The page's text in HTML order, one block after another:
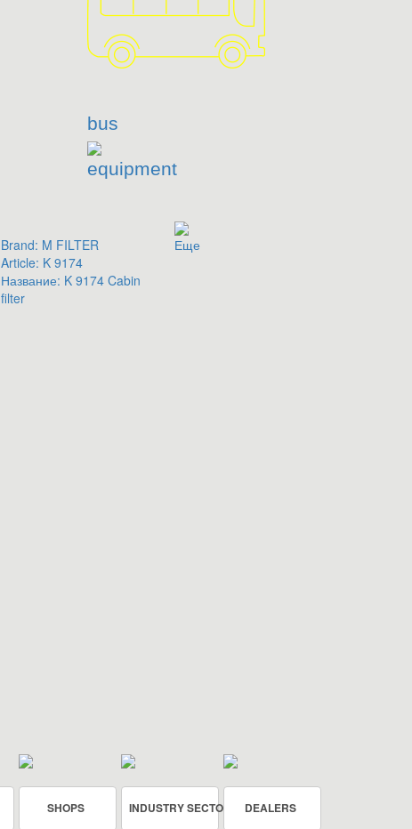
bus
equipment
Brand: M FILTER
Article: K 9174
Название: K 9174 Cabin
filter
Еще
SHOPS INDUSTRY SECTOR DEALERS